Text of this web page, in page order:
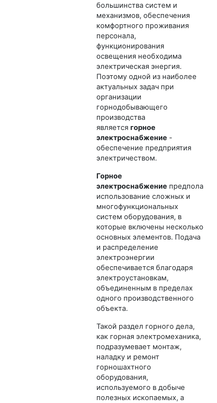
большинства систем и
механизмов, обеспечения
комфортного проживания
персонала,
функционирования
освещения необходима
электрическая энергия.
Поэтому одной из наиболее
актуальных задач при
организации
горнодобывающего
производства
является горное
электроснабжение-
обеспечение предприятия
электричеством.
Горное
электроснабжение
использование сложных и
многофункциональных
систем оборудования, в
которые включены несколько
основных элементов. Подача
и распределение
электроэнергии
обеспечивается благодаря
электроустановкам,
объединенным в пределах
одного производственного
объекта.
Такой раздел горного дела,
как горная электромеханика,
подразумевает монтаж,
наладку и ремонт
горношахтного
оборудования,
используемого в добыче
полезных ископаемых, а